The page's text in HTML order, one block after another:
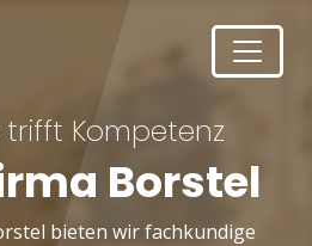
trifft Kompetenz
Borstel
bieten wir fachkundige